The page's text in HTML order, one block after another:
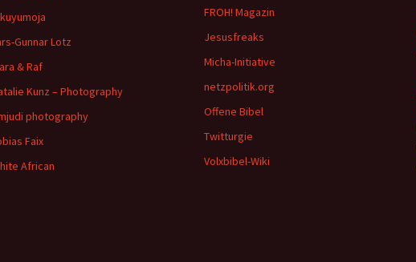
Gunnar Lotz
& Raf
Kunz – Photography
photography
Faix
African
FROH! Magazin
Jesusfreaks
Micha-Initiative
netzpolitik.org
Offene Bibel
Twitturgie
Volxbibel-Wiki